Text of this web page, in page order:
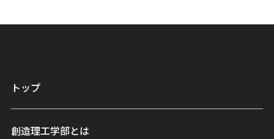
トップ
創造理工学部とは